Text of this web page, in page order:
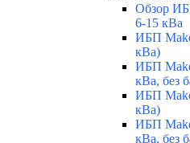
Обзор
6-15 кВа
ИБП
кВа)
ИБП
кВа, без
ИБП
кВа)
ИБП
кВа, без